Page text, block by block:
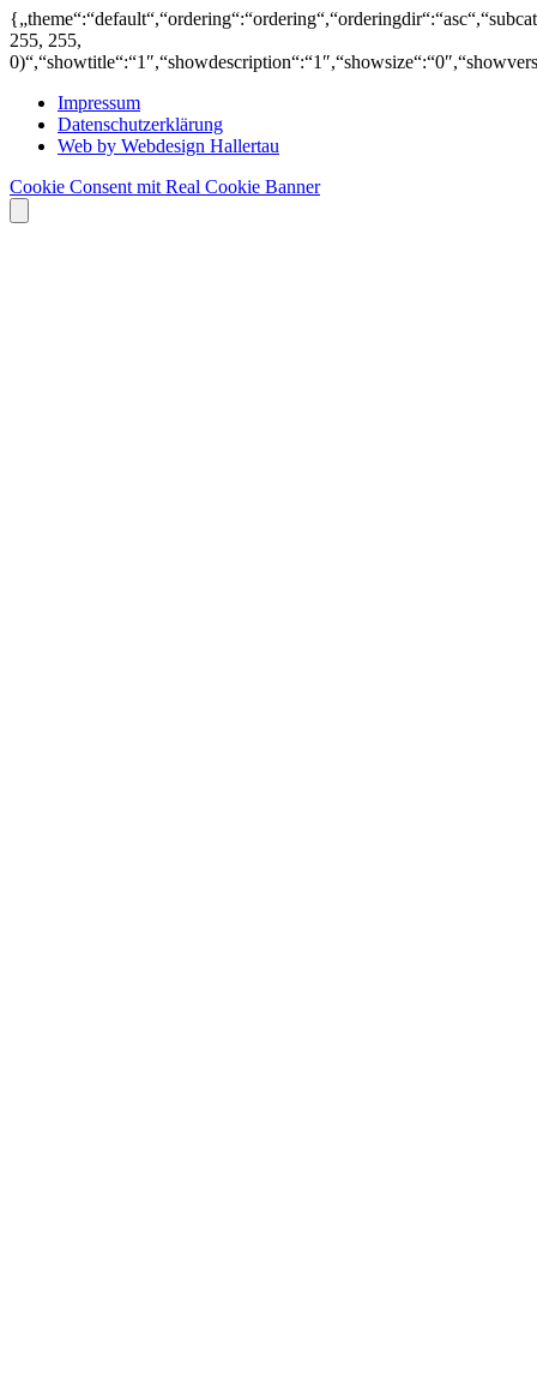
255, 255,
Impressum
Datenschutzerklärung
Web by Webdesign Hallertau
Cookie Consent mit Real Cookie Banner